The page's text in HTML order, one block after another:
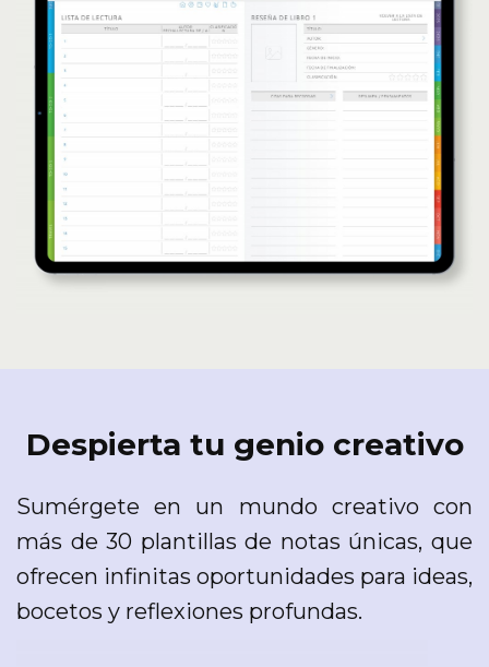
Despierta tu genio creativo
Sumérgete en un mundo creativo con
más de 30 plantillas de notas únicas, que
ofrecen infinitas oportunidades para ideas,
bocetos y reflexiones profundas.